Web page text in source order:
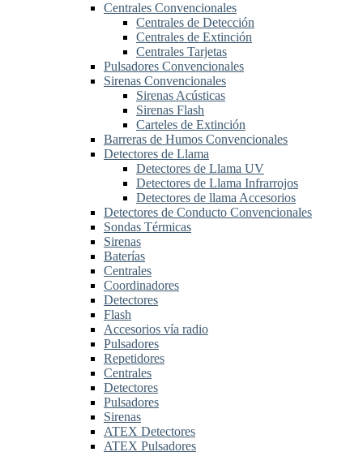
Centrales Convencionales
Centrales de Detección
Centrales de Extinción
Centrales Tarjetas
Pulsadores Convencionales
Sirenas Convencionales
Sirenas Acústicas
Sirenas Flash
Carteles de Extinción
Barreras de Humos Convencionales
Detectores de Llama
Detectores de Llama UV
Detectores de Llama Infrarrojos
Detectores de llama Accesorios
Detectores de Conducto Convencionales
Sondas Térmicas
Sirenas
Baterías
Centrales
Coordinadores
Detectores
Flash
Accesorios vía radio
Pulsadores
Repetidores
Centrales
Detectores
Pulsadores
Sirenas
ATEX Detectores
ATEX Pulsadores